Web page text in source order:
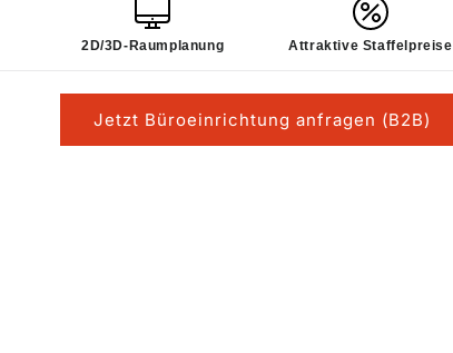
2D/3D-Raumplanung Attraktive Staffelpreise
Jetzt Büroeinrichtung anfragen (B2B)